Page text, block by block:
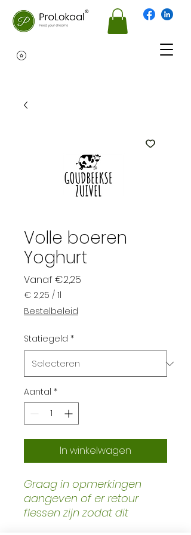
Volle boeren
Yoghurt
Vanaf€2,25
€ 2,25 / 1l
€ 2,25
per
Liter
Bestelbeleid
Statiegeld *
Aantal *
In winkelwagen
Graag in opmerkingen
aangeven of er retour
flessen zijn zodat dit